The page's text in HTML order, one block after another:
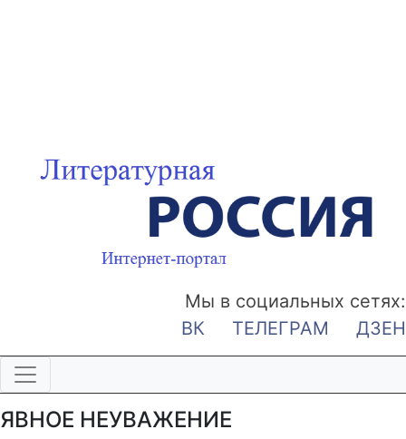
Мы в социальных сетях:
ВК
ТЕЛЕГРАМ ДЗЕН
ЯВНОЕ НЕУВАЖЕНИЕ